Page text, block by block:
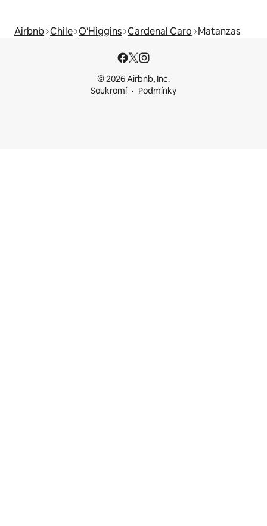
Airbnb Chile O'Higgins Cardenal Caro Matanzas
© 2026 Airbnb, Inc.
Soukromí
Podmínky